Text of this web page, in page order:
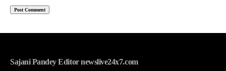
Sajani Pandey Editor newslive24x7.com